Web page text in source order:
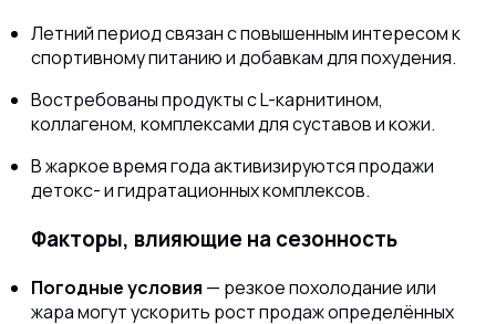
Летний период связан с повышенным интересом к
спортивному питанию и добавкам для похудения.
Востребованы продукты с L-карнитином,
коллагеном, комплексами для суставов и кожи.
В жаркое время года активизируются продажи
детокс- и гидратационных комплексов.
Факторы, влияющие на сезонность
Погодные условия — резкое похолодание или
жара могут ускорить рост продаж определённых